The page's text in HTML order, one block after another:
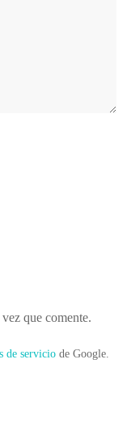
que comente.
de servicio de Google.